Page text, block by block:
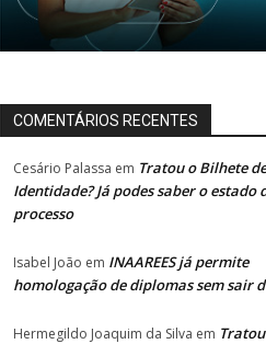
COMENTÁRIOS RECENTES
Cesário Palassa em Tratou o Bilhete de
Identidade? Já podes saber o estado
processo
Isabel João em INAAREES já permite
homologação de diplomas sem sair
Hermegildo Joaquim da Silva em